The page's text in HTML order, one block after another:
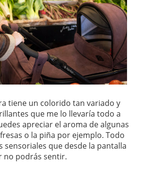
tiene un colorido tan variado y
que me lo llevaría todo a
apreciar el aroma de algunas
o la piña por ejemplo. Todo
sensoriales que desde la pantalla
no podrás sentir.